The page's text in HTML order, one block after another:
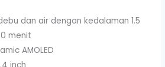
dan air dengan kedalaman 1.5
menit
AMOLED
inch